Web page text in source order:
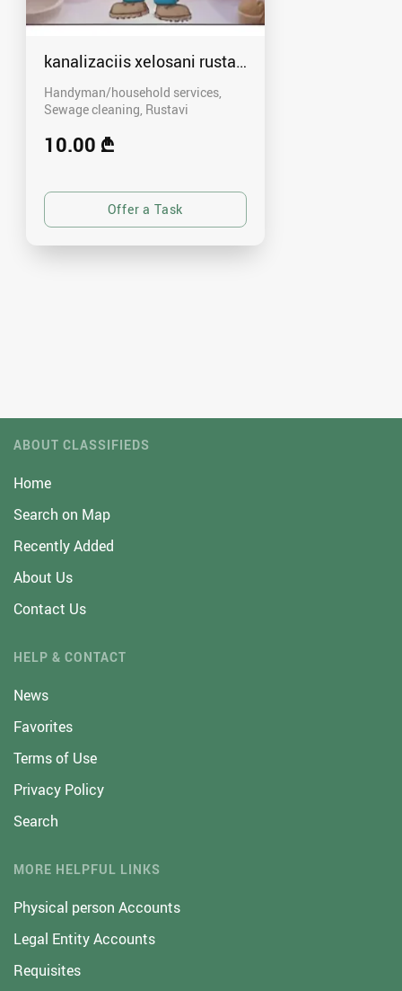
kanalizaciis xelosani rustavshi - 591 00 46 80
Handyman/household services,
Sewage cleaning Rustavi
10.00 ₾
ABOUT CLASSIFIEDS
Home
Search on Map
Recently Added
About Us
Contact Us
HELP & CONTACT
News
Favorites
Terms of Use
Privacy Policy
Search
MORE HELPFUL LINKS
Physical person Accounts
Legal Entity Accounts
Requisites